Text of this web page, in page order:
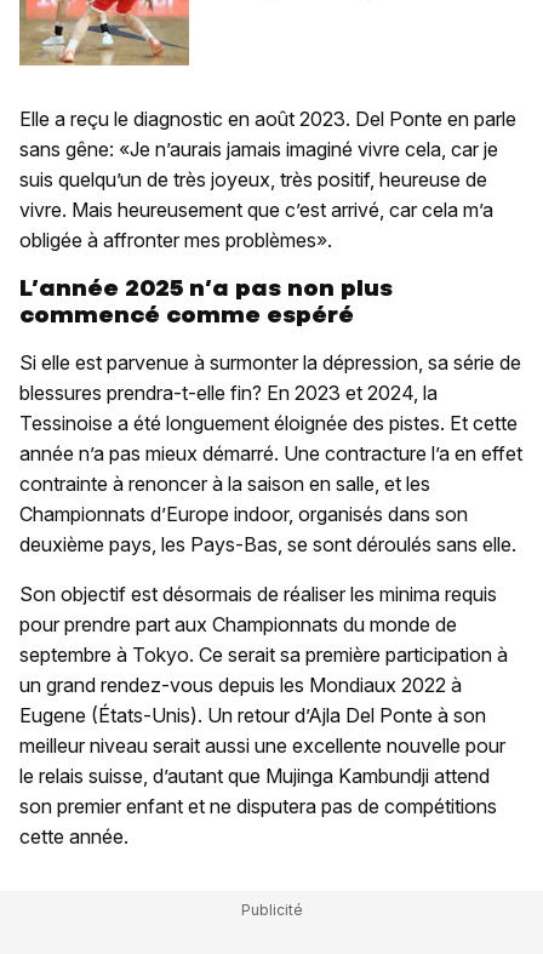
Elle a reçu le diagnostic en août 2023. Del Ponte en parle
sans gêne: «Je n’aurais jamais imaginé vivre cela, car je
suis quelqu’un de très joyeux, très positif, heureuse de
vivre. Mais heureusement que c’est arrivé, car cela m’a
obligée à affronter mes problèmes».
L’année 2025 n’a pas non plus
commencé comme espéré
Si elle est parvenue à surmonter la dépression, sa série de
blessures prendra-t-elle fin? En 2023 et 2024, la
Tessinoise a été longuement éloignée des pistes. Et cette
année n’a pas mieux démarré. Une contracture l’a en effet
contrainte à renoncer à la saison en salle, et les
Championnats d’Europe indoor, organisés dans son
deuxième pays, les Pays-Bas, se sont déroulés sans elle.
Son objectif est désormais de réaliser les minima requis
pour prendre part aux Championnats du monde de
septembre à Tokyo. Ce serait sa première participation à
un grand rendez-vous depuis les Mondiaux 2022 à
Eugene (États-Unis). Un retour d’Ajla Del Ponte à son
meilleur niveau serait aussi une excellente nouvelle pour
le relais suisse, d’autant que Mujinga Kambundji attend
son premier enfant et ne disputera pas de compétitions
cette année.